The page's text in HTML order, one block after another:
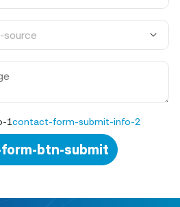
1contact-form-submit-info-2
btn-submit